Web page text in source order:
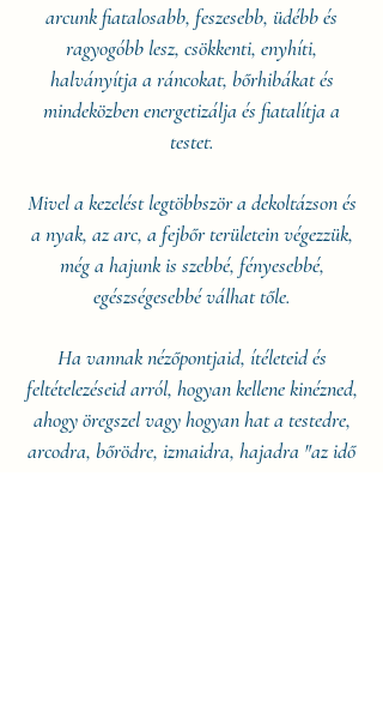
arcunk fiatalosabb, feszesebb, üdébb és
ragyogóbb lesz, csökkenti, enyhíti,
halványítja a ráncokat, bőrhibákat és
mindeközben energetizálja és fiatalítja a
testet.
Mivel a kezelést legtöbbször a dekoltázson és
a nyak, az arc, a fejbőr területein végezzük,
még a hajunk is szebbé, fényesebbé,
egészségesebbé válhat tőle.
Ha vannak nézőpontjaid, ítéleteid és
feltételezéseid arról, hogyan kellene kinézned,
ahogy öregszel vagy hogyan hat a testedre,
arcodra, bőrödre, izmaidra, hajadra "az idő